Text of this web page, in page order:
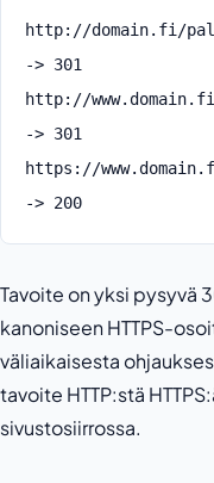
http://domain.fi/
-> 301
http://
-> 301
https://
-> 200
Tavoite on yksi pysyvä
kanoniseen HTTPS-
väliaikaisesta
tavoite HTTP:stä
sivustosiirrossa.